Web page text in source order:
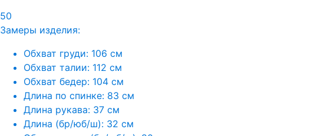
50
Замеры изделия:
Обхват груди: 106 см
Обхват талии: 112 см
Обхват бедер: 104 см
Длина по спинке: 83 см
Длина рукава: 37 см
Длина (бр/юб/ш): 32 см